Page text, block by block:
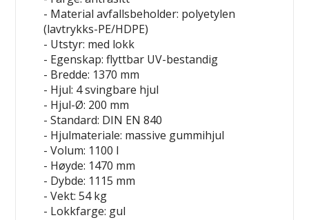
- Material avfallsbeholder: polyetylen
(lavtrykks-PE/HDPE)
- Utstyr: med lokk
- Egenskap: flyttbar UV-bestandig
- Bredde: 1370 mm
- Hjul: 4 svingbare hjul
- Hjul-Ø: 200 mm
- Standard: DIN EN 840
- Hjulmateriale: massive gummihjul
- Volum: 1100 l
- Høyde: 1470 mm
- Dybde: 1115 mm
- Vekt: 54 kg
- Lokkfarge: gul